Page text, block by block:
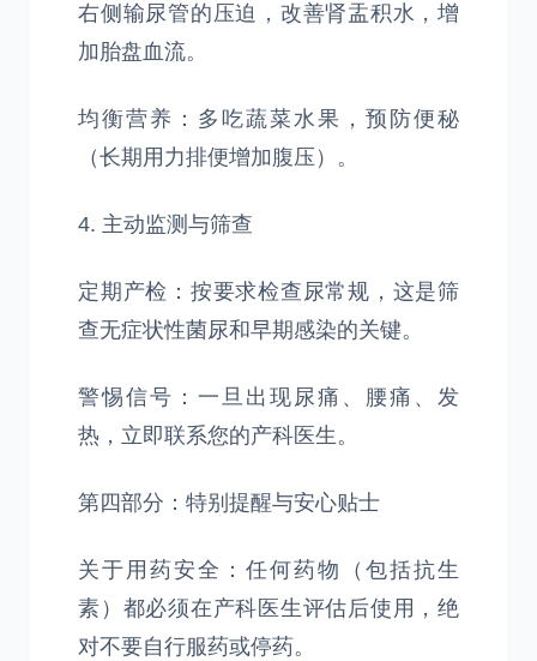
右侧输尿管的压迫，改善肾盂积水，增
加胎盘血流。
均衡营养：多吃蔬菜水果，预防便秘
（长期用力排便增加腹压）。
4. 主动监测与筛查
定期产检：按要求检查尿常规，这是筛
查无症状性菌尿和早期感染的关键。
警惕信号：一旦出现尿痛、腰痛、发
热，立即联系您的产科医生。
第四部分：特别提醒与安心贴士
关于用药安全：任何药物（包括抗生
素）都必须在产科医生评估后使用，绝
对不要自行服药或停药。